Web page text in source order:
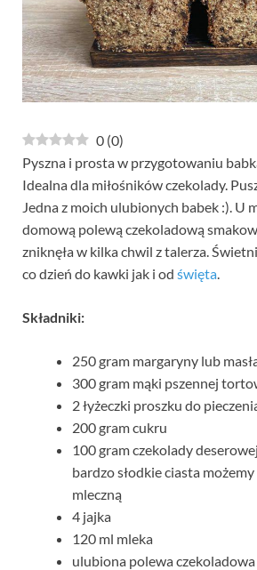
0 (0)
Pyszna i prosta w przygotowaniu
Idealna dla miłośników czekolady.
Jedna z moich ulubionych babek :). U
domową polewą czekoladową
zniknęła w kilka chwil z talerza.
co dzień do kawki jak i od święta.
Składniki:
250 gram margaryny lub
300 gram mąki pszennej
2 łyżeczki proszku do
200 gram cukru
100 gram czekolady
bardzo słodkie ciasta
mleczną
4 jajka
120 ml mleka
ulubiona polewa